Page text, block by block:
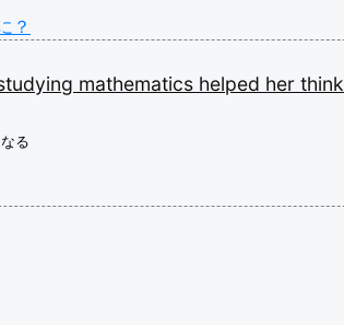
？
mathematics helped her think
る